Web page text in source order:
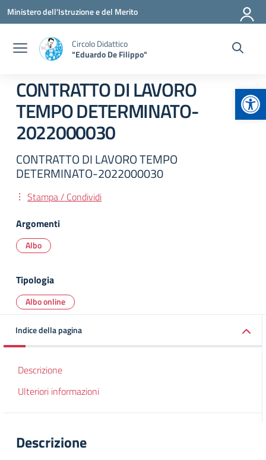
Vai ai contenuti
Vai al menu di navigazione
Vai al footer
Ministero dell'Istruzione e del Merito
Circolo Didattico
"Eduardo De Filippo"
CONTRATTO DI LAVORO
TEMPO DETERMINATO-
2022000030
CONTRATTO DI LAVORO TEMPO
DETERMINATO-2022000030
Stampa / Condividi
Argomenti
Albo
Tipologia
Albo online
Indice della pagina
Descrizione
Ulteriori informazioni
Descrizione